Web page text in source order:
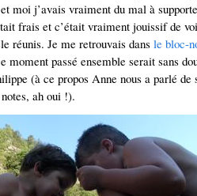
moi j’avais vraiment du mal à
frais et c’était vraiment jouissif de
réunis. Je me retrouvais dans le bloc-
moment passé ensemble serait sans
(à ce propos Anne nous a parlé
ah oui !).